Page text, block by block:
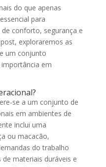
do que apenas
para
conforto, segurança e
exploraremos as
um conjunto
em
se a um conjunto de
em ambientes de
inclui uma
ou macacão,
do trabalho
de materiais duráveis e